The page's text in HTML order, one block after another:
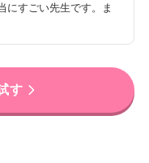
にすごい先生です。ま
す